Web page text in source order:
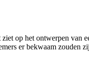
op het ontwerpen van
er bekwaam zouden